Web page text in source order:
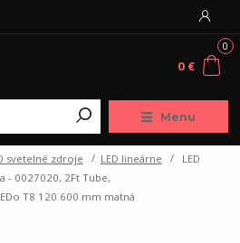
Menu
0
0 €
svetelné zdroje LED lineárne
LED
- 0027020, 2Ft Tube,
T8 120 600 mm matná